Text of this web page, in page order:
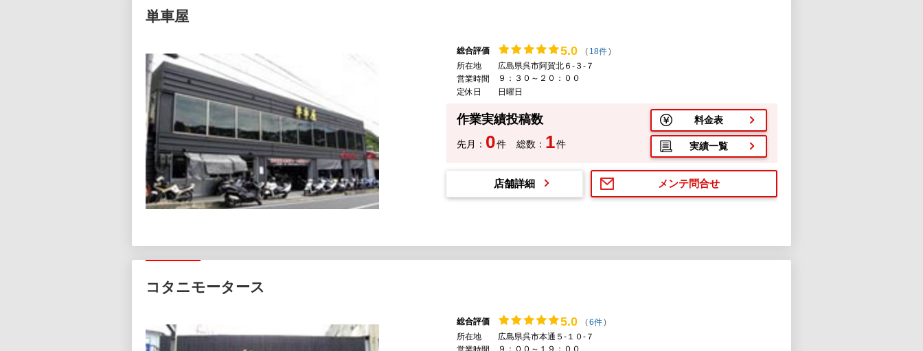
単車屋
総合評価 5.0 ( 18件)
所在地
広島県呉市阿賀北６-３-７
営業時間
９：３０～２０：００
定休日
日曜日
作業実績投稿数
先月： 0件 総数： 1件
料金表
実績一覧
メンテ問合せ
店舗詳細
コタニモータース
総合評価 5.0 (6件)
所在地
広島県呉市本通５-１０-７
９：００～１９：００